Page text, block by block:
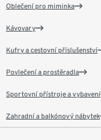
Oblečení pro miminka
Kávovary
Kufry a cestovní příslušenství
Povlečení a prostěradla
Sportovní přístroje a vybavení
Zahradní a balkónový nábytek